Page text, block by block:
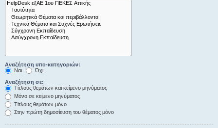
Αναζήτηση υπο-κατηγοριών:
Ναι
Όχι
Αναζήτηση σε:
Τίτλους θεμάτων και κείμενο μηνύματος
Μόνο σε κείμενο μηνύματος
Τίτλους θεμάτων μόνο
Στην πρώτη δημοσίευση του θέματος μόνο